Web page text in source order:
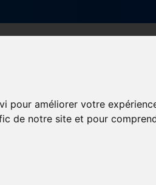
pour améliorer votre
de notre site et pour